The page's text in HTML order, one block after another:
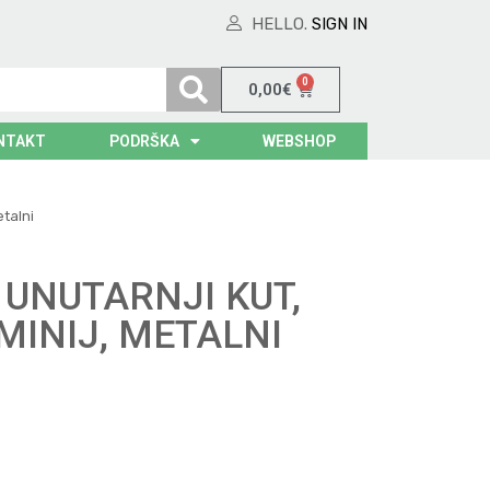
HELLO. SIGN IN
0,00€ 0
PODRŠKA WEBSHOP
KUT,
METALNI